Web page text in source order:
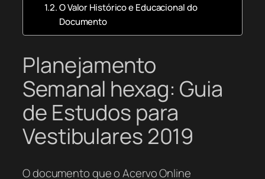
O Valor Histórico e Educacional do
Documento
Planejamento
Semanal hexag: Guia
de Estudos para
Vestibulares 2019
O documento que o Acervo Online